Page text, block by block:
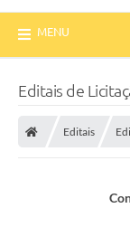
MENU
Editais de
Editais